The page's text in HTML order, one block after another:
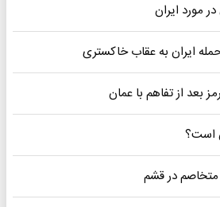
مورد ایران
ایران به عقاب خاکستری
بعد از تفاهم با عمان
است؟
در قشم